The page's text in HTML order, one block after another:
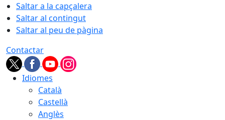
Saltar a la capçalera
Saltar al contingut
Saltar al peu de pàgina
Contactar
Idiomes
Català
Castellà
Anglès